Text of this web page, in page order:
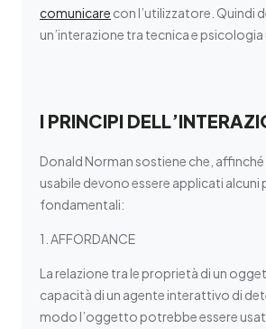
comunicare con l’utilizzatore. Quindi
un’interazione tra tecnica e psicologia
I PRINCIPI
Donald Norman sostiene che,
usabile devono essere applicati alcuni
fondamentali:
1. AFFORDANCE
La relazione tra le proprietà di un
capacità di un agente interattivo di
modo l’oggetto potrebbe essere